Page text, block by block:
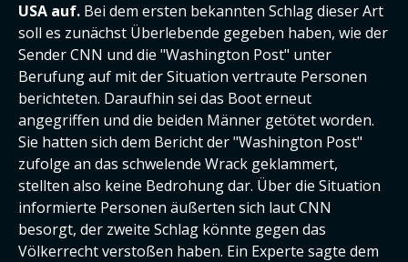
USA auf. Bei dem ersten bekannten Schlag dieser Art
soll es zunächst Überlebende gegeben haben, wie der
Sender CNN und die "Washington Post" unter
Berufung auf mit der Situation vertraute Personen
berichteten. Daraufhin sei das Boot erneut
angegriffen und die beiden Männer getötet worden.
Sie hatten sich dem Bericht der "Washington Post"
zufolge an das schwelende Wrack geklammert,
stellten also keine Bedrohung dar. Über die Situation
informierte Personen äußerten sich laut CNN
besorgt, der zweite Schlag könnte gegen das
Völkerrecht verstoßen haben. Ein Experte sagte dem